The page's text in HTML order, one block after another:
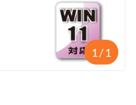
1 /1